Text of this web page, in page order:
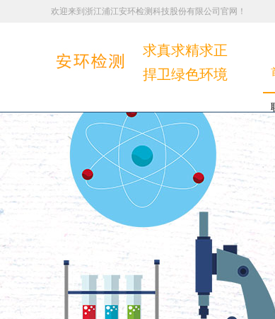
欢迎来到浙江浦江安环检测科技股份有限公司官网！
求真求精求正
捍卫绿色环境